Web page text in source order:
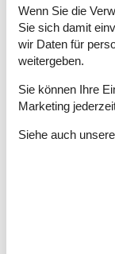
Jahr der
Waschmaschine
Küche
Heißluftofen
Kühlschrank
Mikrowelle
Wenn Sie die
Sie sich damit
wir Daten für
weitergeben.
Sie können Ihre
Marketing
Siehe auch unsere